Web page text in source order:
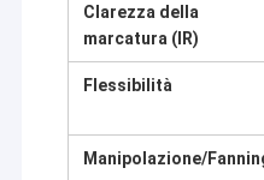
Clarezza della
marcatura (IR)
Flessibilità
Manipolazione/